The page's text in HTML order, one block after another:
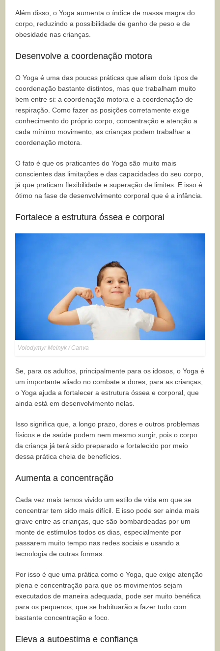
Além disso, o Yoga aumenta o índice de massa magra do
corpo, reduzindo a possibilidade de ganho de peso e de
obesidade nas crianças.
Desenvolve a coordenação motora
O Yoga é uma das poucas práticas que aliam dois tipos de
coordenação bastante distintos, mas que trabalham muito
bem entre si: a coordenação motora e a coordenação de
respiração. Como fazer as posições corretamente exige
conhecimento do próprio corpo, concentração e atenção a
cada mínimo movimento, as crianças podem trabalhar a
coordenação motora.
O fato é que os praticantes do Yoga são muito mais
conscientes das limitações e das capacidades do seu corpo,
já que praticam flexibilidade e superação de limites. E isso é
ótimo na fase de desenvolvimento corporal que é a infância.
Fortalece a estrutura óssea e corporal
Volodymyr Melnyk / Canva
Se, para os adultos, principalmente para os idosos, o Yoga é
um importante aliado no combate a dores, para as crianças,
o Yoga ajuda a fortalecer a estrutura óssea e corporal, que
ainda está em desenvolvimento nelas.
Isso significa que, a longo prazo, dores e outros problemas
físicos e de saúde podem nem mesmo surgir, pois o corpo
da criança já terá sido preparado e fortalecido por meio
dessa prática cheia de benefícios.
Aumenta a concentração
Cada vez mais temos vivido um estilo de vida em que se
concentrar tem sido mais difícil. E isso pode ser ainda mais
grave entre as crianças, que são bombardeadas por um
monte de estímulos todos os dias, especialmente por
passarem muito tempo nas redes sociais e usando a
tecnologia de outras formas.
Por isso é que uma prática como o Yoga, que exige atenção
plena e concentração para que os movimentos sejam
executados de maneira adequada, pode ser muito benéfica
para os pequenos, que se habituarão a fazer tudo com
bastante concentração e foco.
Eleva a autoestima e confiança